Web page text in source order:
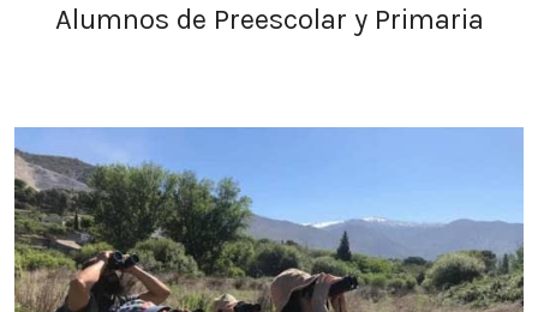
Alumnos de Preescolar y Primaria